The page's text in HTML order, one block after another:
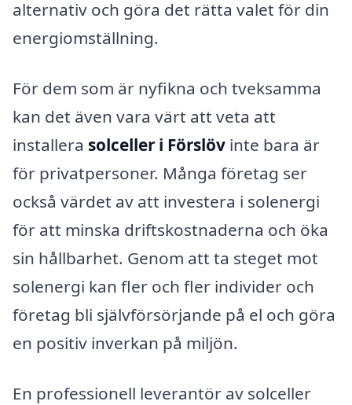
alternativ och göra det rätta valet för din
energiomställning.
För dem som är nyfikna och tveksamma
kan det även vara värt att veta att
installera solceller i Förslöv inte bara är
för privatpersoner. Många företag ser
också värdet av att investera i solenergi
för att minska driftskostnaderna och öka
sin hållbarhet. Genom att ta steget mot
solenergi kan fler och fler individer och
företag bli självförsörjande på el och göra
en positiv inverkan på miljön.
En professionell leverantör av solceller